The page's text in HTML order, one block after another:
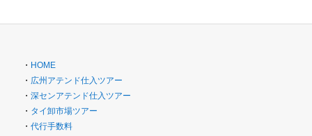
・ HOME
・ 広州アテンド仕入ツアー
・ 深センアテンド仕入ツアー
・ タイ卸市場ツアー
・ 代行手数料